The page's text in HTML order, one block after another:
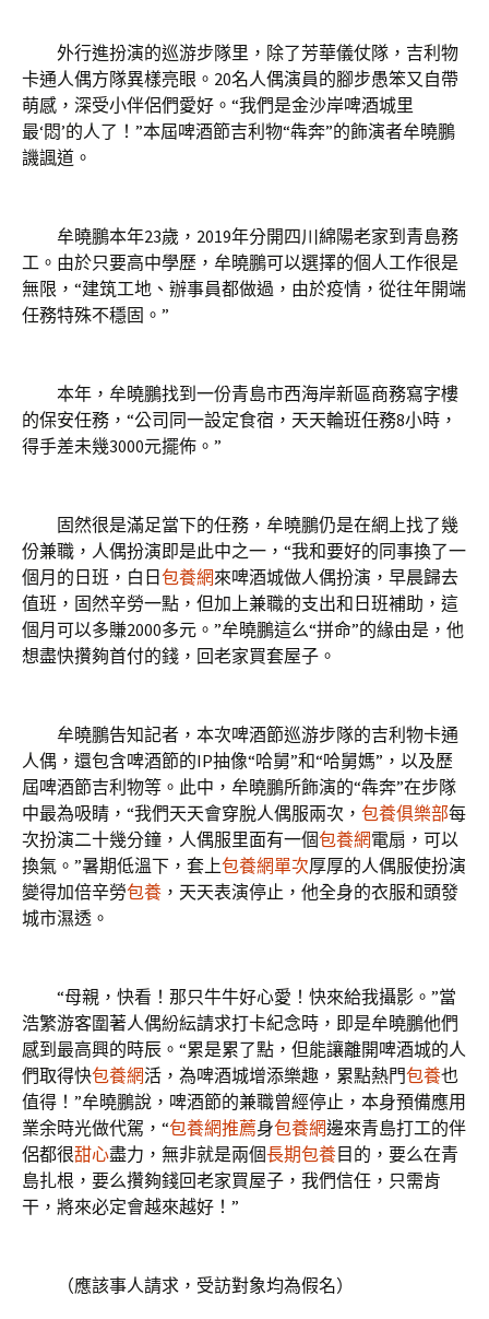
外行進扮演的巡游步隊里，除了芳華儀仗隊，吉利物
卡通人偶方隊異樣亮眼。20名人偶演員的腳步愚笨又自帶
萌感，深受小伴侶們愛好。“我們是金沙岸啤酒城里
最‘悶’的人了！”本屆啤酒節吉利物“犇奔”的飾演者牟曉鵬
譏諷道。
牟曉鵬本年23歲，2019年分開四川綿陽老家到青島務
工。由於只要高中學歷，牟曉鵬可以選擇的個人工作很是
無限，“建筑工地、辦事員都做過，由於疫情，從往年開端
任務特殊不穩固。”
本年，牟曉鵬找到一份青島市西海岸新區商務寫字樓
的保安任務，“公司同一設定食宿，天天輪班任務8小時，
得手差未幾3000元擺佈。”
固然很是滿足當下的任務，牟曉鵬仍是在網上找了幾
份兼職，人偶扮演即是此中之一，“我和要好的同事換了一
個月的日班，白日 包養網來啤酒城做人偶扮演，早晨歸去
值班，固然辛勞一點，但加上兼職的支出和日班補助，這
個月可以多賺2000多元。”牟曉鵬這么“拼命”的緣由是，他
想盡快攢夠首付的錢，回老家買套屋子。
牟曉鵬告知記者，本次啤酒節巡游步隊的吉利物卡通
人偶，還包含啤酒節的IP抽像“哈舅”和“哈舅媽”，以及歷
屆啤酒節吉利物等。此中，牟曉鵬所飾演的“犇奔”在步隊
中最為吸睛，“我們天天會穿脫人偶服兩次， 包養俱樂部每
次扮演二十幾分鐘，人偶服里面有一個包養網電扇，可以
換氣。”暑期低溫下，套上包養網單次厚厚的人偶服使扮演
變得加倍辛勞包養 ，天天表演停止，他全身的衣服和頭發
城市濕透。
“母親，快看！那只牛牛好心愛！快來給我攝影。”當
浩繁游客圍著人偶紛紜請求打卡紀念時，即是牟曉鵬他們
感到最高興的時辰。“累是累了點，但能讓離開啤酒城的人
們取得快包養網活，為啤酒城增添樂趣，累點熱門包養也
值得！”牟曉鵬說，啤酒節的兼職曾經停止，本身預備應用
業余時光做代駕，“包養網推薦身包養網邊來青島打工的伴
侶都很甜心盡力，無非就是兩個長期包養目的，要么在青
島扎根，要么攢夠錢回老家買屋子，我們信任，只需肯
干，將來必定會越來越好！”
（應該事人請求，受訪對象均為假名）